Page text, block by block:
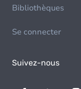
Bibliothèques
Se connecter
Suivez-nous